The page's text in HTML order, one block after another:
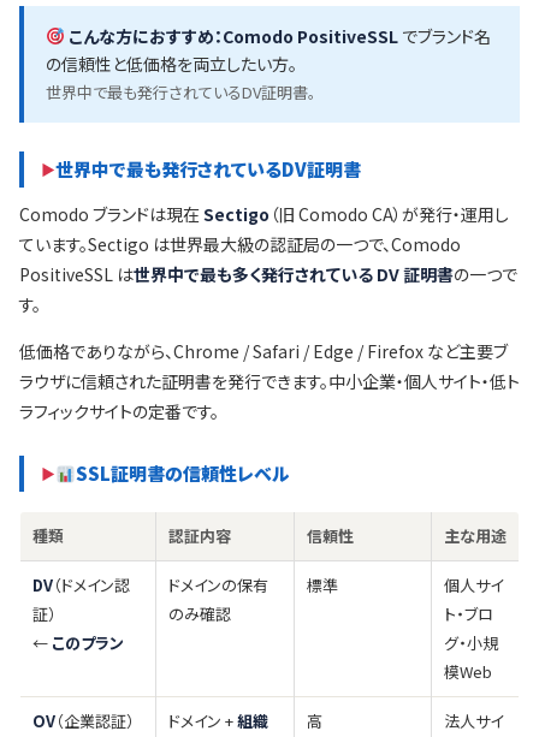
こんな方におすすめ：Comodo PositiveSSLでブランド名
の信頼性と低価格を両立したい方。
世界中で最も発行されているDV証明書。
世界中で最も発行されているDV証明書
Comodo ブランドは現在Sectigo （旧 Comodo CA）が発行・運用し
ています。Sectigo は世界最大級の認証局の一つで、Comodo
PositiveSSL は世界中で最も多く発行されている DV 証明書の一つで
す。
低価格でありながら、Chrome / Safari / Edge / Firefox など主要ブ
ラウザに信頼された証明書を発行できます。中小企業・個人サイト・低ト
ラフィックサイトの定番です。
SSL証明書の信頼性レベル
種類 認証内容 信頼性 主な用途
DV（ドメイン認
証）
← このプラン
ドメインの保有
のみ確認
標準
個人サイ
ト・ブロ
グ・小規
模Web
OV（企業認証） ドメイン +組織
高
法人サイ